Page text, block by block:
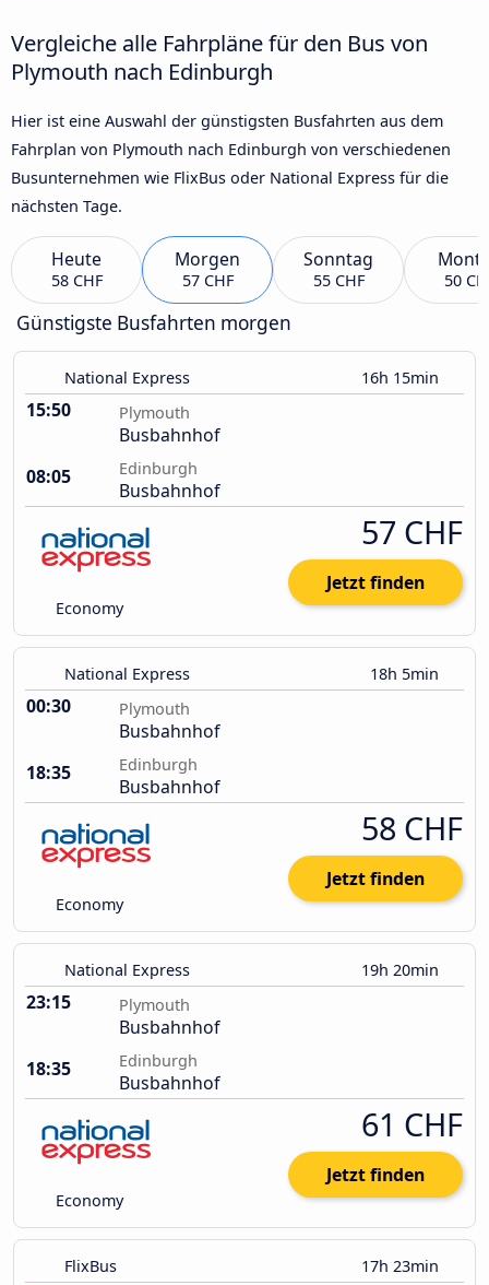
Vergleiche alle Fahrpläne für den Bus von
Plymouth nach Edinburgh
Hier ist eine Auswahl der günstigsten Busfahrten aus dem
Fahrplan von Plymouth nach Edinburgh von verschiedenen
Busunternehmen wie FlixBus oder National Express für die
nächsten Tage.
Heute
58 CHF
Morgen
57 CHF
Sonntag
55 CHF 50
Günstigste Busfahrten morgen
National Express 16h 15min
15:50 Plymouth
Busbahnhof
08:05
Edinburgh
Busbahnhof
Economy
57 CHF
Jetzt finden
National Express 18h 5min
00:30 Plymouth
Busbahnhof
18:35
Edinburgh
Busbahnhof
Economy
58 CHF
Jetzt finden
National Express 19h 20min
23:15 Plymouth
Busbahnhof
18:35
Edinburgh
Busbahnhof
Economy
61 CHF
Jetzt finden
FlixBus 17h 23min